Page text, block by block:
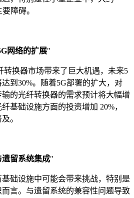
障碍。
网络的扩展"
转换器市场带来了巨大机遇，未来5
到30%。随着5G部署的扩大，对
的光纤转换器的需求预计将大幅增
基础设施方面的投资增加 20%，
。
遗留系统集成"
础设施中可能会带来挑战，特别是
言。与遗留系统的兼容性问题导致